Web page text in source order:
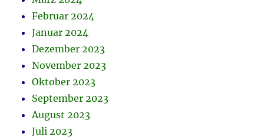
Februar 2024
Januar 2024
Dezember 2023
November 2023
Oktober 2023
September 2023
August 2023
Juli 2023